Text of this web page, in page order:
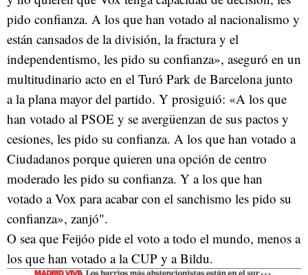
pido confianza. A los que han votado al nacionalismo y
están cansados de la división, la fractura y el
independentismo, les pido su confianza», aseguró en un
multitudinario acto en el Turó Park de Barcelona junto
a la plana mayor del partido. Y prosiguió: «A los que
han votado al PSOE y se avergüenzan de sus pactos y
cesiones, les pido su confianza. A los que han votado a
Ciudadanos porque quieren una opción de centro
moderado les pido su confianza. Y a los que han
votado a Vox para acabar con el sanchismo les pido su
confianza», zanjó".
O sea que Feijóo pide el voto a todo el mundo, menos a
los que han votado a la CUP y a Bildu.